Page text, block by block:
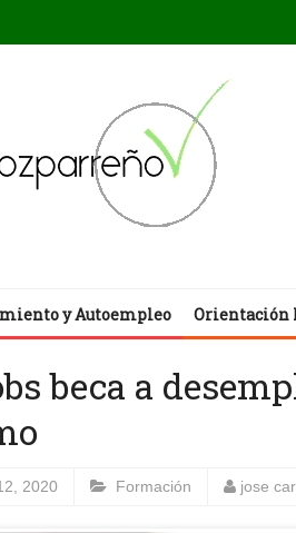
y Autoempleo Orientación
beca a
2020 Formación jose